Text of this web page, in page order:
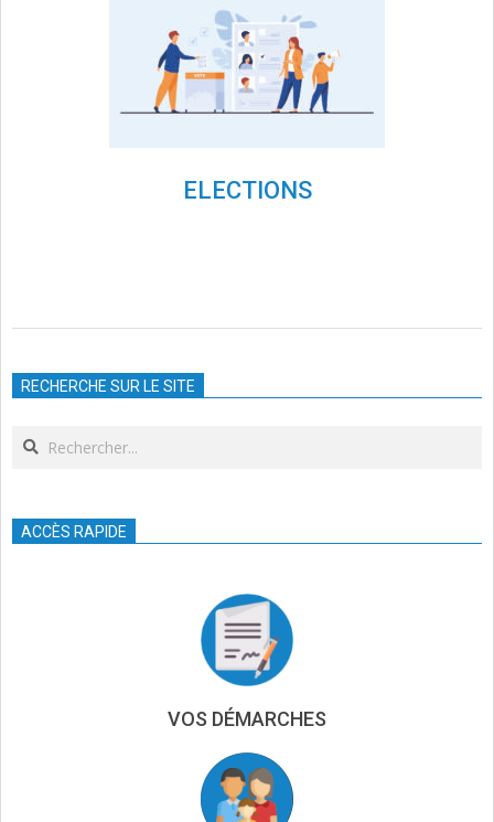
ELECTIONS
26RECHERCHE SUR LE SITE
Search
ACCÈS RAPIDE
VOS DÉMARCHES